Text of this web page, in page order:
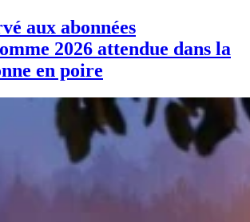
aux abonnées
2026 attendue dans la
en poire